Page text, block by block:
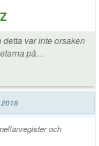
var inte orsaken
på
de ännu inte alls är
Det viktiga är dock att
kan lyssna länge
från Emotiva
2018
och